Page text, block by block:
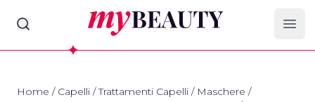
myBeauty
Home / Capelli / Trattamenti Capelli / Maschere /